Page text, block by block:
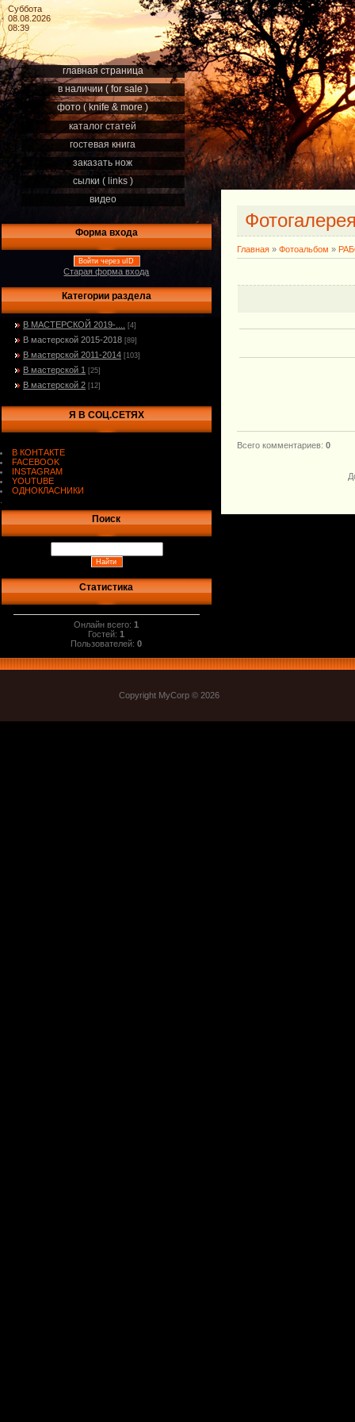
Суббота
08.08.2026
08:39
главная страница
в наличии ( for sale )
фото ( knife & more )
каталог статей
гостевая книга
заказать нож
сылки ( links )
видео
Форма входа
Войти через uID
Старая форма входа
Категории раздела
В МАСТЕРСКОЙ 2019-.... [4]
В мастерской 2015-2018 [89]
В мастерской 2011-2014 [103]
В мастерской 1 [25]
В мастерской 2 [12]
Я В СОЦ.СЕТЯХ
В КОНТАКТЕ
FACEBOOK
INSTAGRAM
YOUTUBE
ОДНОКЛАСНИКИ
Поиск
Статистика
Онлайн всего:1
Гостей:1
Пользователей:0
Главная » Фотоальбом »
Всего комментариев: 0
Copyright MyCorp © 2026